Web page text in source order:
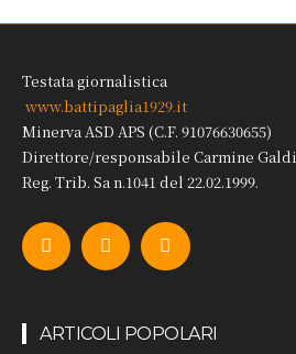
Testata giornalistica
www.battipaglia1929.it
Minerva ASD APS (C.F. 91076630655)
Direttore/responsabile Carmine Galdi
Reg. Trib. Sa n.1041 del 22.02.1999.
ARTICOLI POPOLARI